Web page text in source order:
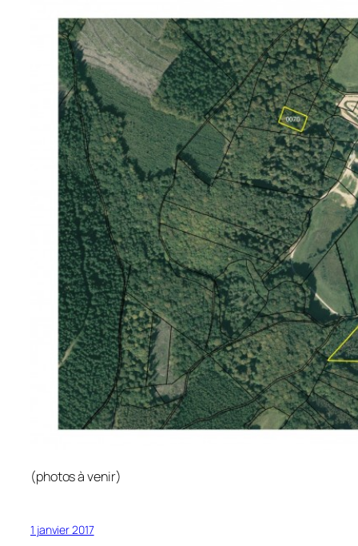
(photos à venir)
1 janvier 2017